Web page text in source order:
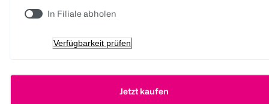
In Filiale abholen
Verfügbarkeit prüfen
Jetzt kaufen